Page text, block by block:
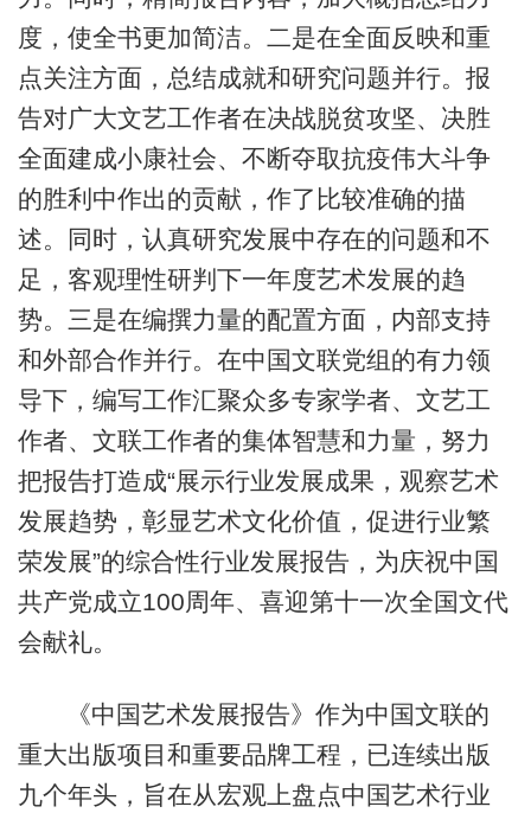
度，使全书更加简洁。二是在全面反映和重
点关注方面，总结成就和研究问题并行。报
告对广大文艺工作者在决战脱贫攻坚、决胜
全面建成小康社会、不断夺取抗疫伟大斗争
的胜利中作出的贡献，作了比较准确的描
述。同时，认真研究发展中存在的问题和不
足，客观理性研判下一年度艺术发展的趋
势。三是在编撰力量的配置方面，内部支持
和外部合作并行。在中国文联党组的有力领
导下，编写工作汇聚众多专家学者、文艺工
作者、文联工作者的集体智慧和力量，努力
把报告打造成“展示行业发展成果，观察艺术
发展趋势，彰显艺术文化价值，促进行业繁
荣发展”的综合性行业发展报告，为庆祝中国
共产党成立100周年、喜迎第十一次全国文代
会献礼。
《中国艺术发展报告》作为中国文联的
重大出版项目和重要品牌工程，已连续出版
九个年头，旨在从宏观上盘点中国艺术行业